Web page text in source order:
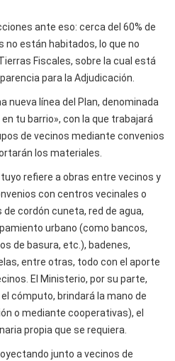
ante eso: cerca del 60% de
no están habitados, lo que no
Fiscales, sobre la cual está
para la Adjudicación.
nueva línea del Plan, denominada
tu barrio», con la que trabajará
de vecinos mediante convenios
los materiales.
refiere a obras entre vecinos y
con centros vecinales o
cordón cuneta, red de agua,
urbano (como bancos,
de basura, etc.), badenes,
entre otras, todo con el aporte
El Ministerio, por su parte,
cómputo, brindará la mano de
o mediante cooperativas), el
propia que se requiera.
junto a vecinos de